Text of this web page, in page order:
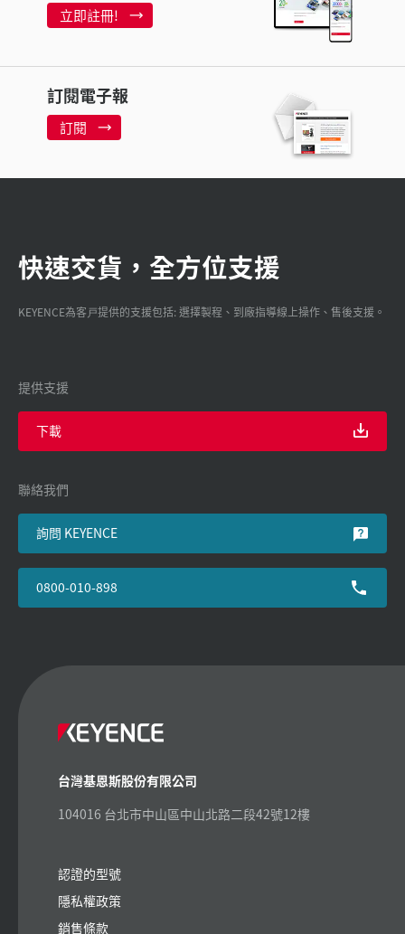
立即註冊!
訂閱電子報
訂閱
快速交貨，全方位支援
KEYENCE為客戸提供的支援包括: 選擇製程、到廠指導線上操作、售後支援。
提供支援
下載
聯絡我們
詢問 KEYENCE
0800-010-898
台灣基恩斯股份有限公司
104016 台北市中山區中山北路二段42號12樓
認證的型號
隱私權政策
銷售條款